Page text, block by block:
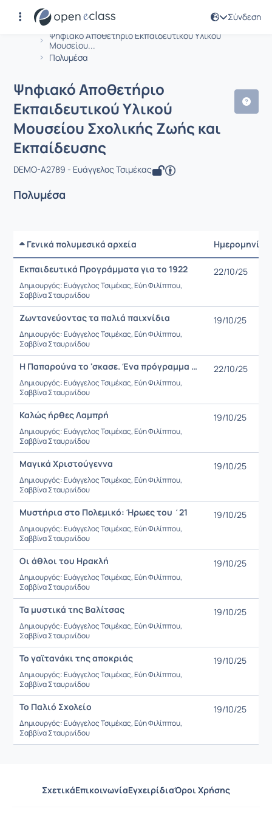
Σύνδεση
Αρχική Σελίδα
Ψηφιακό Αποθετήριο Εκπαιδευτικού Υλικού
Μουσείου...
Πολυμέσα
Μάθημα : Ψηφιακό Αποθετήριο
Ψηφιακό Αποθετήριο
Εκπαιδευτικού Υλικού
Μουσείου Σχολικής Ζωής και
Εκπαίδευσης
DEMO-A2789 - Ευάγγελος Τσιμέκας
Πολυμέσα
Γενικά πολυμεσικά αρχεία Ημερομηνία
Εκπαιδευτικά Προγράμματα για το 1922
Δημιουργός: Ευάγγελος Τσιμέκας, Εύη Φιλίππου,
Σαββίνα Σταυρινίδου
22/10/25
Ζωντανεύοντας τα παλιά παιχνίδια
Δημιουργός: Ευάγγελος Τσιμέκας, Εύη Φιλίππου,
Σαββίνα Σταυρινίδου
19/10/25
Η Παπαρούνα το 'σκασε. Ένα πρόγραμμα για την Ειρήνη
Δημιουργός: Ευάγγελος Τσιμέκας, Εύη Φιλίππου,
Σαββίνα Σταυρινίδου
22/10/25
Καλώς ήρθες Λαμπρή
Δημιουργός: Ευάγγελος Τσιμέκας, Εύη Φιλίππου,
Σαββίνα Σταυρινίδου
19/10/25
Μαγικά Χριστούγεννα
Δημιουργός: Ευάγγελος Τσιμέκας, Εύη Φιλίππου,
Σαββίνα Σταυρινίδου
19/10/25
Μυστήρια στο Πολεμικό: Ήρωες του ΄21
Δημιουργός: Ευάγγελος Τσιμέκας, Εύη Φιλίππου,
Σαββίνα Σταυρινίδου
19/10/25
Οι άθλοι του Ηρακλή
Δημιουργός: Ευάγγελος Τσιμέκας, Εύη Φιλίππου,
Σαββίνα Σταυρινίδου
19/10/25
Τα μυστικά της Βαλίτσας
Δημιουργός: Ευάγγελος Τσιμέκας, Εύη Φιλίππου,
Σαββίνα Σταυρινίδου
19/10/25
Το γαϊτανάκι της αποκριάς
Δημιουργός: Ευάγγελος Τσιμέκας, Εύη Φιλίππου,
Σαββίνα Σταυρινίδου
19/10/25
Το Παλιό Σχολείο
Δημιουργός: Ευάγγελος Τσιμέκας, Εύη Φιλίππου,
Σαββίνα Σταυρινίδου
19/10/25
ΣχετικάΕπικοινωνίαΕγχειρίδιαΌροι Χρήσης